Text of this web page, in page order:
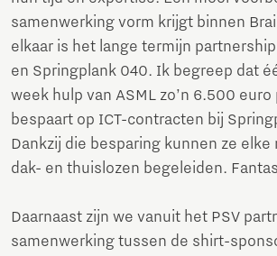
samenwerking vorm krijgt binnen
elkaar is het lange termijn
en Springplank 040. Ik begreep dat
week hulp van ASML zo’n 6.500 euro
bespaart op ICT-contracten bij
Dankzij die besparing kunnen ze elke
dak- en thuislozen begeleiden.
Daarnaast zijn we vanuit het PSV
samenwerking tussen de shirt-